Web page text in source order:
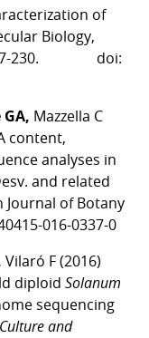
of
Biology,
217-230. doi:
Mazzella C
content,
analyses in
and related
Journal of Botany
016-0337-0
Vilaró F (2016)
diploid Solanum
sequencing
and